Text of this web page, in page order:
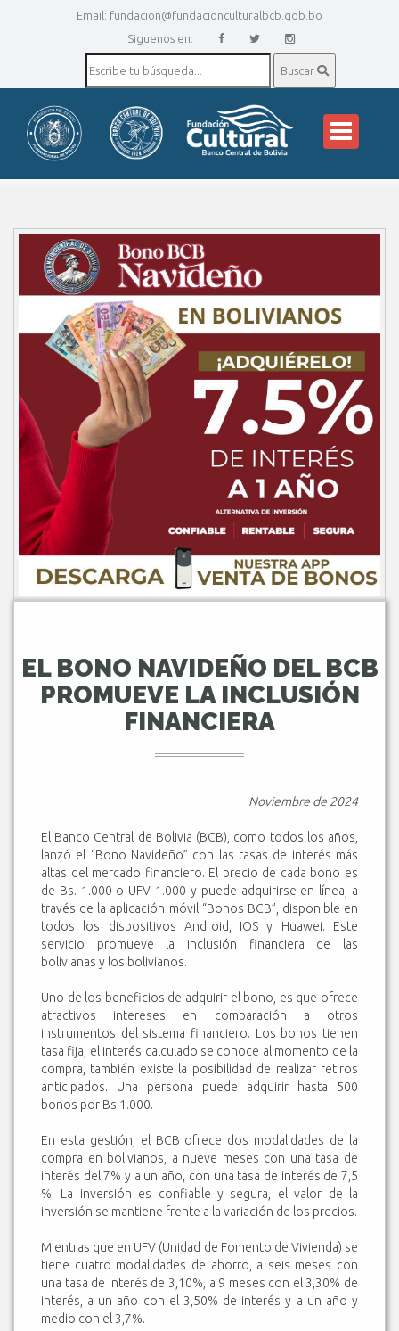
Email: fundacion@fundacionculturalbcb.gob.bo
Siguenos en:
Buscar
EL BONO NAVIDEÑO DEL BCB
PROMUEVE LA INCLUSIÓN
FINANCIERA
Noviembre de 2024
El Banco Central de Bolivia (BCB), como todos los años,
lanzó el “Bono Navideño” con las tasas de interés más
altas del mercado financiero. El precio de cada bono es
de Bs. 1.000 o UFV 1.000 y puede adquirirse en línea, a
través de la aplicación móvil “Bonos BCB”, disponible en
todos los dispositivos Android, IOS y Huawei. Este
servicio promueve la inclusión financiera de las
bolivianas y los bolivianos.
Uno de los beneficios de adquirir el bono, es que ofrece
atractivos intereses en comparación a otros
instrumentos del sistema financiero. Los bonos tienen
tasa fija, el interés calculado se conoce al momento de la
compra, también existe la posibilidad de realizar retiros
anticipados. Una persona puede adquirir hasta 500
bonos por Bs 1.000.
En esta gestión, el BCB ofrece dos modalidades de la
compra en bolivianos, a nueve meses con una tasa de
interés del 7% y a un año, con una tasa de interés de 7,5
%. La inversión es confiable y segura, el valor de la
inversión se mantiene frente a la variación de los precios.
Mientras que en UFV (Unidad de Fomento de Vivienda) se
tiene cuatro modalidades de ahorro, a seis meses con
una tasa de interés de 3,10%, a 9 meses con el 3,30% de
interés, a un año con el 3,50% de interés y a un año y
medio con el 3,7%.